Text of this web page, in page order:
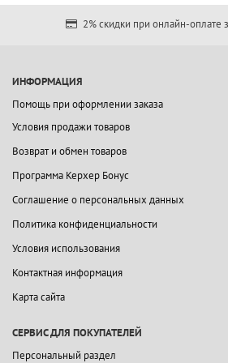
2% скидки при онлайн-оплате
ИНФОРМАЦИЯ
Помощь при оформлении заказа
Условия продажи товаров
Возврат и обмен товаров
Программа Керхер Бонус
Соглашение о персональных данных
Политика конфиденциальности
Условия использования
Контактная информация
Карта сайта
СЕРВИС ДЛЯ ПОКУПАТЕЛЕЙ
Персональный раздел